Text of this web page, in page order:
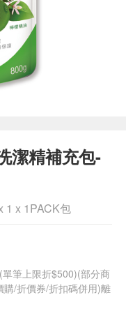
潔精補充包-
1 x 1PACK包
筆上限折$500)(部分商
/折價券/折扣碼併用)離